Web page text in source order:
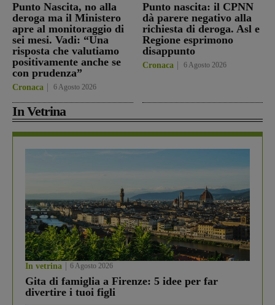
Punto Nascita, no alla
deroga ma il Ministero
apre al monitoraggio di
sei mesi. Vadi: “Una
risposta che valutiamo
positivamente anche se
con prudenza”
Cronaca 6 Agosto 2026
Punto nascita: il CPNN
dà parere negativo alla
richiesta di deroga. Asl e
Regione esprimono
disappunto
Cronaca 6 Agosto 2026
In Vetrina
In vetrina 6 Agosto 2026
Gita di famiglia a Firenze: 5 idee per far
divertire i tuoi figli